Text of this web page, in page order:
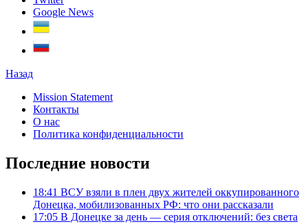
Google News
Назад
Mission Statement
Контакты
О нас
Политика конфиденциальности
Последние новости
18:41 ВСУ взяли в плен двух жителей оккупированного
Донецка, мобилизованных РФ: что они рассказали
17:05 В Донецке за день — серия отключений: без света